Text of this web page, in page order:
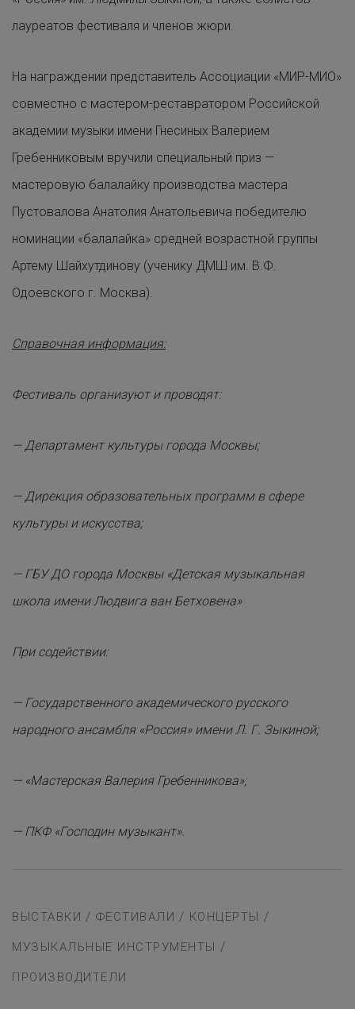
лауреатов фестиваля и членов жюри.
На награждении представитель Ассоциации «МИР-МИО»
совместно с мастером-реставратором Российской
академии музыки имени Гнесиных Валерием
Гребенниковым вручили специальный приз —
мастеровую балалайку производства мастера
Пустовалова Анатолия Анатольевича победителю
номинации «балалайка» средней возрастной группы
Артему Шайхутдинову (ученику ДМШ им. В.Ф.
Одоевского г. Москва).
Справочная информация:
Фестиваль организуют и проводят:
— Департамент культуры города Москвы;
— Дирекция образовательных программ в сфере
культуры и искусства;
— ГБУ ДО города Москвы «Детская музыкальная
школа имени Людвига ван Бетховена»
При содействии:
— Государственного академического русского
народного ансамбля «Россия» имени Л. Г. Зыкиной;
— «Мастерская Валерия Гребенникова»;
— ПКФ «Господин музыкант».
ВЫСТАВКИ / ФЕСТИВАЛИ / КОНЦЕРТЫ /
МУЗЫКАЛЬНЫЕ ИНСТРУМЕНТЫ /
ПРОИЗВОДИТЕЛИ